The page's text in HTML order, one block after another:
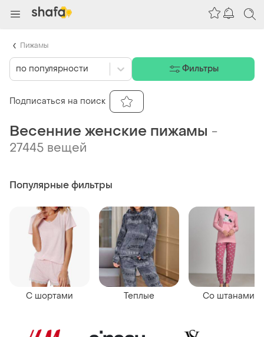
Весенние женские пижамы -
27445 вещей
Популярные фильтры
С шортами Теплые Со штанами
по популярности Фильтры
Подписаться на поиск
Пижамы